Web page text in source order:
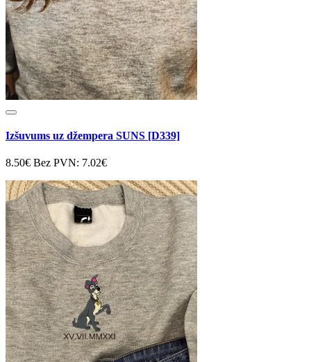
Izšuvums uz džempera SUNS [D339]
8.50€ Bez PVN: 7.02€